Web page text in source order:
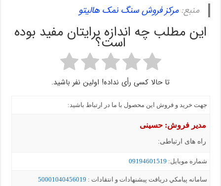
منبع:مرکز فروش سنگ نمک هالیتو
این مطلب چه اندازه برایتان مفید بوده
است؟
تا حالا کسی رأی نداده! اولین نفر باشید.
جهت خرید و فروش این محصول با ما در ارتباط باشید:
مدیر فروش: حسینی
راه های ارتباطی:
شماره موبايل: 09194601519
سامانه پيامکي دریافت پیشنهادات و انتقادات : 50001040456019